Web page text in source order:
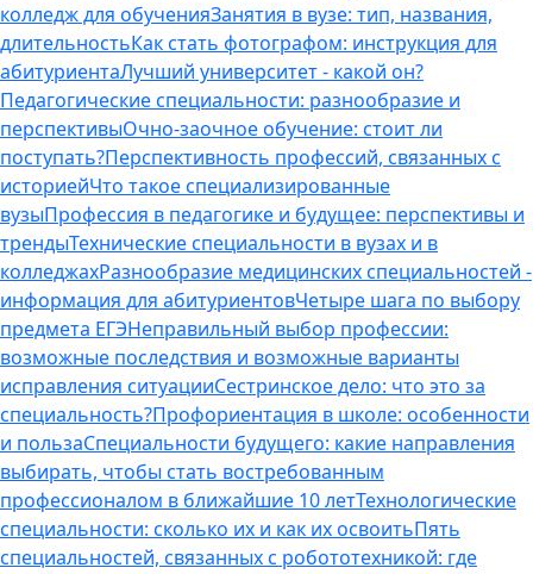
колледж для обученияЗанятия в вузе: тип, названия,
длительностьКак стать фотографом: инструкция для
абитуриентаЛучший университет - какой он?
Педагогические специальности: разнообразие и
перспективыОчно-заочное обучение: стоит ли
поступать?Перспективность профессий, связанных с
историейЧто такое специализированные
вузыПрофессия в педагогике и будущее: перспективы и
трендыТехнические специальности в вузах и в
колледжахРазнообразие медицинских специальностей -
информация для абитуриентовЧетыре шага по выбору
предмета ЕГЭНеправильный выбор профессии:
возможные последствия и возможные варианты
исправления ситуацииСестринское дело: что это за
специальность?Профориентация в школе: особенности
и пользаСпециальности будущего: какие направления
выбирать, чтобы стать востребованным
профессионалом в ближайшие 10 летТехнологические
специальности: сколько их и как их освоитьПять
специальностей, связанных с робототехникой: где